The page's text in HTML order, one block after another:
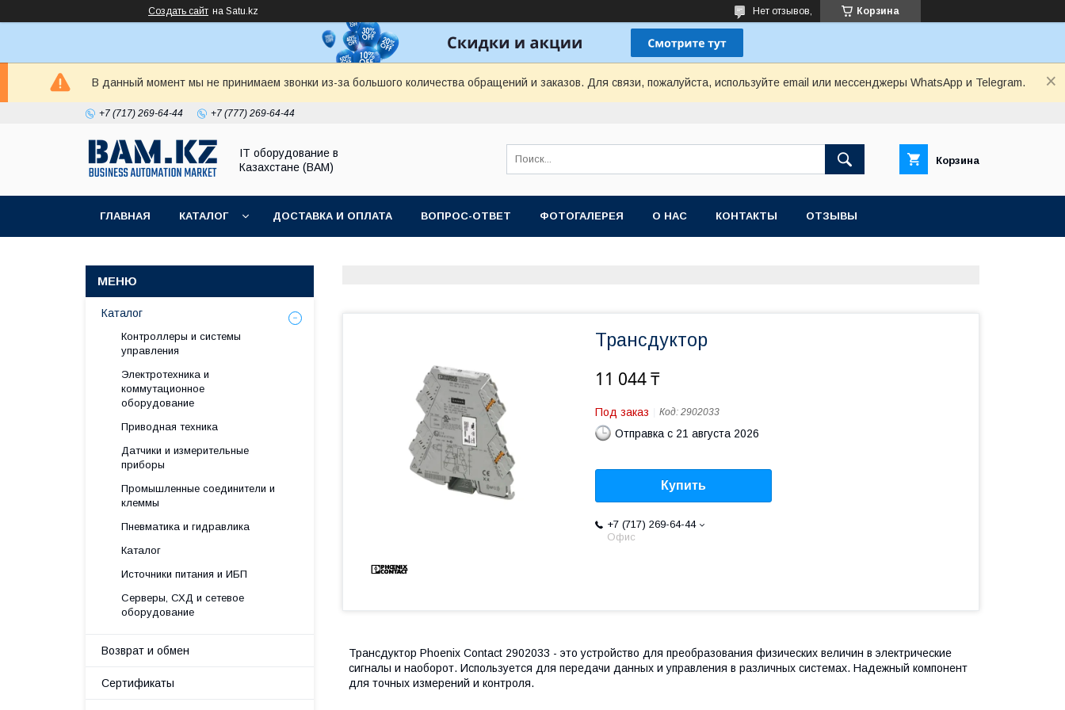
Создать сайт на Satu.kz Корзина
Нет отзывов,
В данный момент мы не принимаем звонки из-за большого количества обращений и заказов. Для связи, пожалуйста, используйте email или мессенджеры WhatsApp и Telegram.
+7 (717) 269-64-44 +7 (777) 269-64-44
IT оборудование в
Казахстане (BAM)
Корзина
ГЛАВНАЯ КАТАЛОГ ДОСТАВКА И ОПЛАТА ВОПРОС-ОТВЕТ ФОТОГАЛЕРЕЯ О НАС КОНТАКТЫ ОТЗЫВЫ
Трансдуктор
11 044 ₸
Под заказ Код: 2902033
Отправка с 21 августа 2026
Купить
+7 (717) 269-64-44
Офис
Трансдуктор Phoenix Contact 2902033 - это устройство для преобразования физических величин в электрические
сигналы и наоборот. Используется для передачи данных и управления в различных системах. Надежный компонент
для точных измерений и контроля.
Каталог
Контроллеры и системы
управления
Электротехника и
коммутационное
оборудование
Приводная техника
Датчики и измерительные
приборы
Промышленные соединители и
клеммы
Пневматика и гидравлика
Каталог
Источники питания и ИБП
Серверы, СХД и сетевое
оборудование
Возврат и обмен
Сертификаты